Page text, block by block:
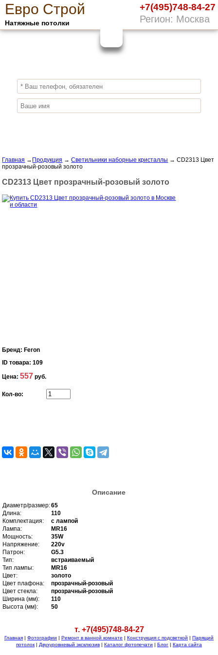
Евро Строй
Натяжные потолки
+7(495)748-84-27
Регион: Москва
ПОЛУЧИ СКИДКУ10%
Главная → Продукция →Светильники наборные кристаллы →CD2313 Цвет
прозрачный-розовый золото
CD2313 Цвет прозрачный-розовый золото
Бренд: Feron
ID товара: 109
Цена:557 руб.
Кол-во:
Описание
Диаметр/размер:65
Длина:
110
Комплектация:
с лампой
Лампа:
MR16
Мощность:
35W
Напряжение:
220v
Патрон:
G5.3
Тип:
встраиваемый
Тип лампы:
MR16
Цвет:
золото
Цвет плафона:
прозрачный-розовый
Цвет стекла:
прозрачный-розовый
Ширина (мм):
110
Высота (мм):
50
т. +7(495)748-84-27
Главная | Фотографии | Ремонт в ванной комнате | Конструкция с подсветкой | Парящий
потолок| Двухуровневый эксклюзив | Каталог фотопечати | Блог | Карта сайта